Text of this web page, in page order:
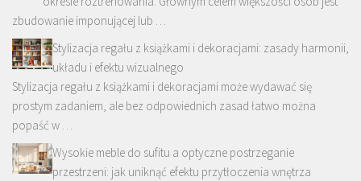
zbudowanie imponującej lub …
Stylizacja regału z książkami i dekoracjami: zasady harmonii,
układu i efektu wizualnego
Stylizacja regału z książkami i dekoracjami może wydawać się
prostym zadaniem, ale bez odpowiednich zasad łatwo można
popaść w …
Wysokie meble do sufitu a optyczne postrzeganie
przestrzeni: jak uniknąć efektu przytłoczenia wnętrza